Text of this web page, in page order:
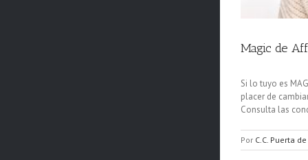
Magic de
Si lo tuyo es
placer de
Consulta las
Por C.C. Puerta